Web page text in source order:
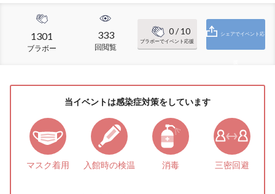
1301
ブラボー
333
回閲覧
0/ 10
ブラボーでイベント応援
シェアでイベント応
当イベントは感染症対策をしています
マスク着用 入館時の検温 消毒 三密回避